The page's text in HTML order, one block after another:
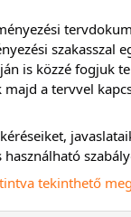
szakasszal
is közzé fogjuk
a tervvel
használható
tekinthető